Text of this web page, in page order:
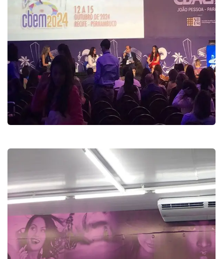
CBAEM 2023
Congresso